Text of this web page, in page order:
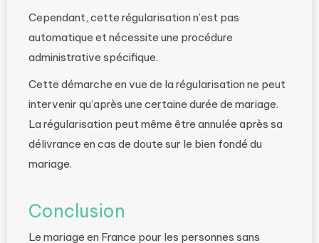
Cependant, cette régularisation n’est pas
automatique et nécessite une procédure
administrative spécifique.
Cette démarche en vue de la régularisation ne peut
intervenir qu’après une certaine durée de mariage.
La régularisation peut même être annulée après sa
délivrance en cas de doute sur le bien fondé du
mariage.
Conclusion
Le mariage en France pour les personnes sans